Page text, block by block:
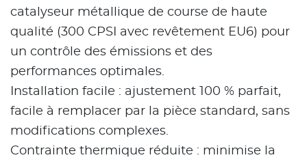
catalyseur métallique de course de haute
qualité (300 CPSI avec revêtement EU6) pour
un contrôle des émissions et des
performances optimales.
Installation facile : ajustement 100 % parfait,
facile à remplacer par la pièce standard, sans
modifications complexes.
Contrainte thermique réduite : minimise la